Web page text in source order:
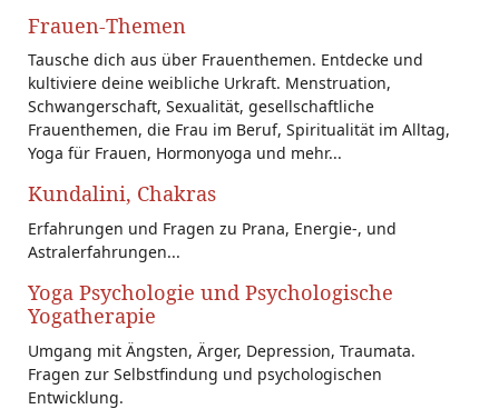
Frauen-Themen
Tausche dich aus über Frauenthemen. Entdecke und
kultiviere deine weibliche Urkraft. Menstruation,
Schwangerschaft, Sexualität, gesellschaftliche
Frauenthemen, die Frau im Beruf, Spiritualität im Alltag,
Yoga für Frauen, Hormonyoga und mehr...
Kundalini, Chakras
Erfahrungen und Fragen zu Prana, Energie-, und
Astralerfahrungen...
Yoga Psychologie und Psychologische
Yogatherapie
Umgang mit Ängsten, Ärger, Depression, Traumata.
Fragen zur Selbstfindung und psychologischen
Entwicklung.